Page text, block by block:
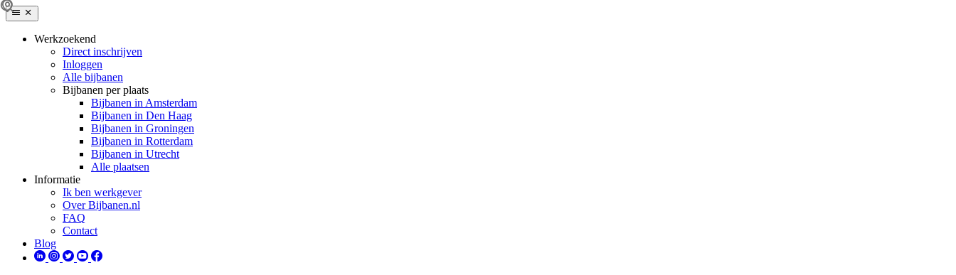
Werkzoekend
Direct inschrijven
Inloggen
Alle bijbanen
Bijbanen per plaats
Bijbanen in Amsterdam
Bijbanen in Den Haag
Bijbanen in Groningen
Bijbanen in Rotterdam
Bijbanen in Utrecht
Alle plaatsen
Informatie
Ik ben werkgever
Over Bijbanen.nl
FAQ
Contact
Blog